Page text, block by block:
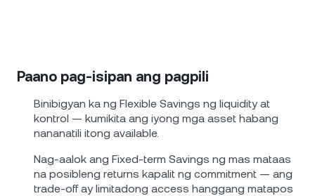
Paano pag-isipan ang pagpili
Binibigyan ka ng Flexible Savings ng liquidity at
kontrol — kumikita ang iyong mga asset habang
nananatili itong available.
Nag-aalok ang Fixed-term Savings ng mas mataas
na posibleng returns kapalit ng commitment — ang
trade-off ay limitadong access hanggang matapos